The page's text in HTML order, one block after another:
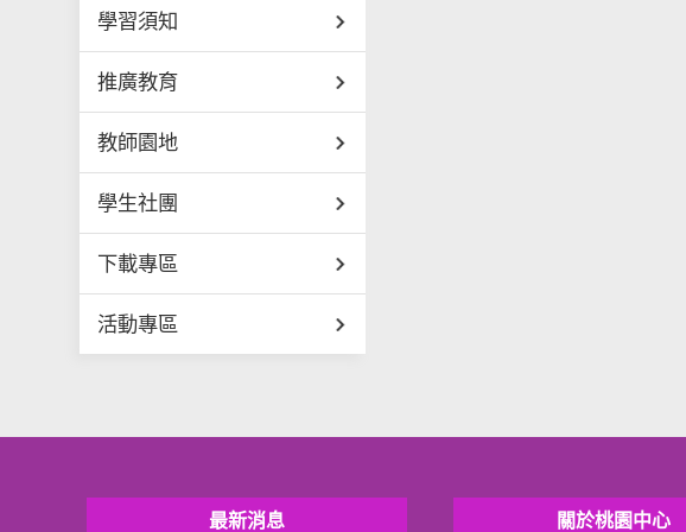
學習須知
推廣教育
教師園地
學生社團
下載專區
活動專區
最新消息 關於桃園中心